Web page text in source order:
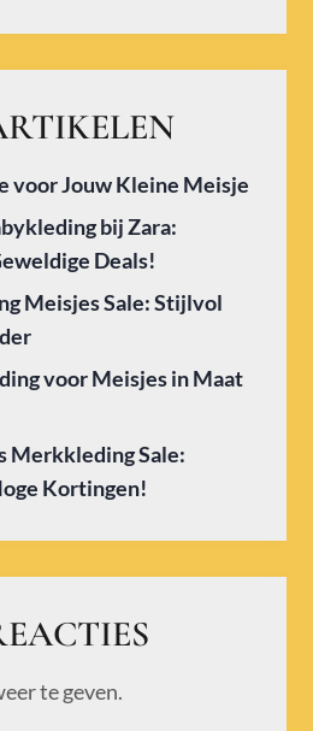
voor Jouw Kleine Meisje
bij Zara:
Deals!
Meisjes Sale: Stijlvol
voor Meisjes in Maat
Merkkleding Sale:
Kortingen!
te geven.